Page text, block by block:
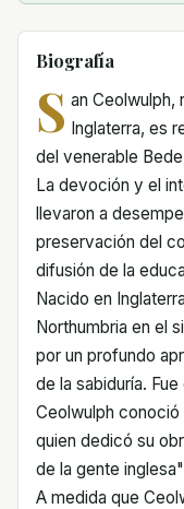
Biografía
S an Ceolwulph,
Inglaterra, es
del venerable
La devoción y el
llevaron a
preservación del
difusión de la
Nacido en
Northumbria en el
por un profundo
de la sabiduría.
Ceolwulph
quien dedicó su
de la gente
A medida que